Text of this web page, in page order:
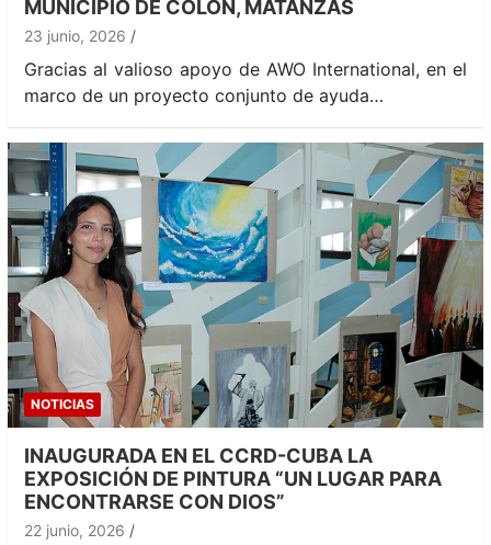
MUNICIPIO DE COLÓN, MATANZAS
23 junio, 2026
Gracias al valioso apoyo de AWO International, en el
marco de un proyecto conjunto de ayuda…
NOTICIAS
INAUGURADA EN EL CCRD-CUBA LA
EXPOSICIÓN DE PINTURA “UN LUGAR PARA
ENCONTRARSE CON DIOS”
22 junio, 2026